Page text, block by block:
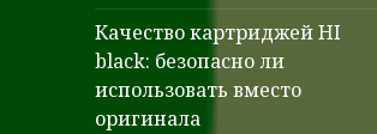
Качество картриджей HI
black: безопасно ли
использовать вместо
оригинала